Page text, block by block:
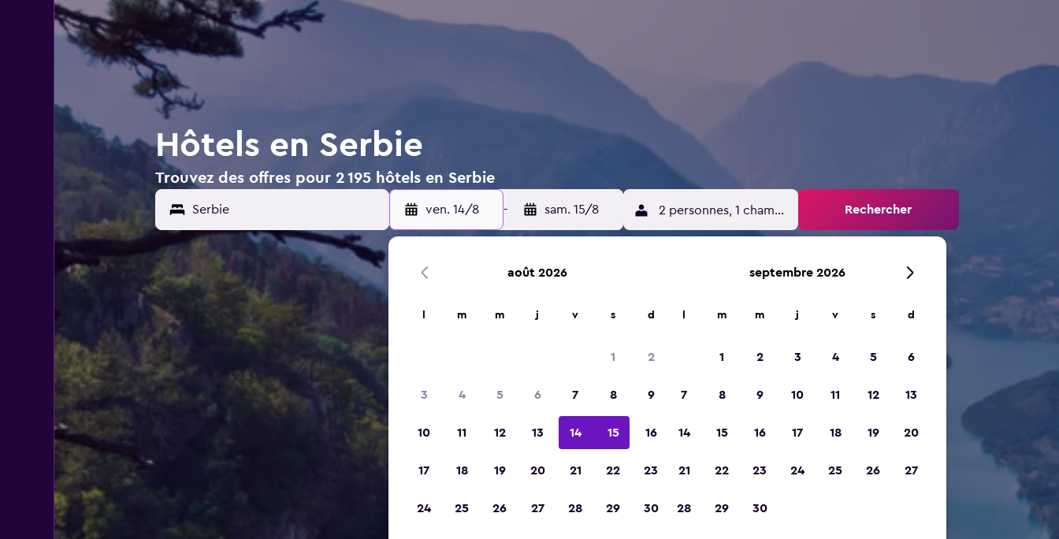
Hôtels en Serbie
Trouvez des offres pour 2 195 hôtels en Serbie
ven. 14/8 - sam. 15/8 2 personnes, 1 chambre Rechercher
août 2026
m m j v s d
1 2
3 4 5 6 7 8 9
10 11 12 13 14 15 16
17 18 19 20 21 22 23
24 25 26 27 28 29 30
septembre 2026
m m j v s d
1 2 3 4 5 6
7 8 9 10 11 12 13
14 15 16 17 18 19 20
21 22 23 24 25 26 27
28 29 30